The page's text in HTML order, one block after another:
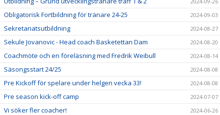
Obligatorisk Fortbildning för tränare 24-25 2024-09-03
Sekretariatsutbildning 2024-08-27
Sekule Jovanovic - Head coach Basketettan Dam 2024-08-20
Coachmöte och en föreläsning med Fredrik Weibull 2024-08-14
Säsongsstart 24/25 2024-08-08
Pre Kickoff för spelare under helgen vecka 33! 2024-08-08
Pre season kick-off camp 2024-07-07
Vi söker fler coacher! 2024-06-26